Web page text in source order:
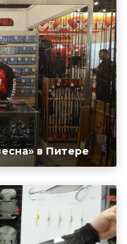
в Питере